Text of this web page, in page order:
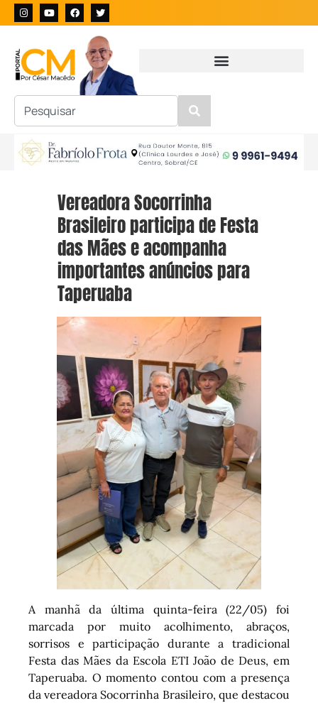
Vereadora Socorrinha
Brasileiro participa de Festa
das Mães e acompanha
importantes anúncios para
Taperuaba
A manhã da última quinta-feira (22/05) foi
marcada por muito acolhimento, abraços,
sorrisos e participação durante a tradicional
Festa das Mães da Escola ETI João de Deus, em
Taperuaba. O momento contou com a presença
da vereadora Socorrinha Brasileiro, que destacou